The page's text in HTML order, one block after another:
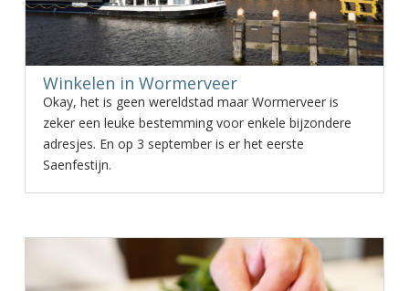
Winkelen in Wormerveer
Okay, het is geen wereldstad maar Wormerveer is
zeker een leuke bestemming voor enkele bijzondere
adresjes. En op 3 september is er het eerste
Saenfestijn.